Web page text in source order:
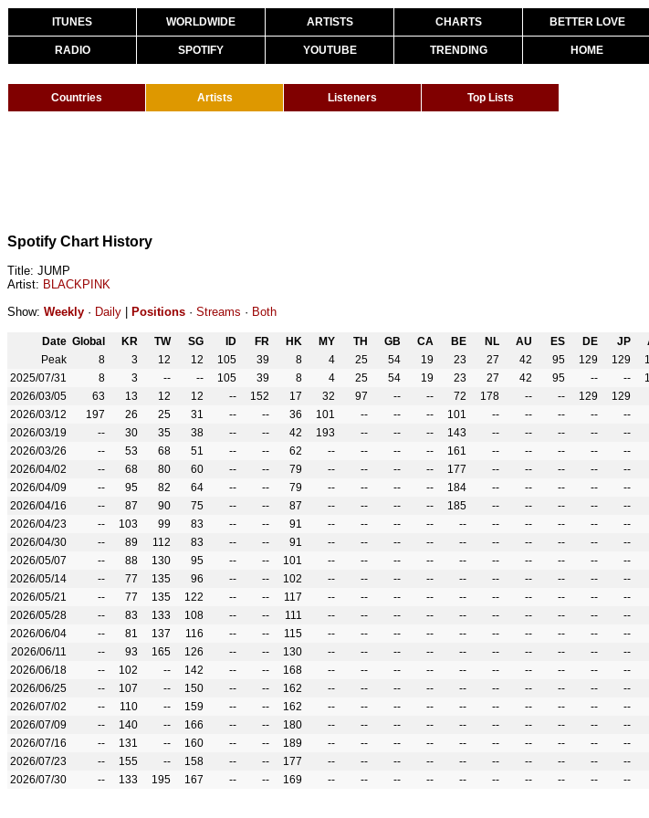
ITUNES WORLDWIDE ARTISTS CHARTS BETTER LOVE
RADIO SPOTIFY YOUTUBE TRENDING HOME
Countries Artists Listeners Top Lists
Spotify Chart History
Title: JUMP
Artist: BLACKPINK
Show: Weekly · Daily Positions · Streams · Both
Date Global KR TW SG ID FR HK MY TH GB CA BE NL AU ES DE JP
Peak
8 3 12 12 105 39 8 4 25 54 19 23 27 42 95 129 129
2025/07/31
8 3 -- -- 105 39 8 4 25 54 19 23 27 42 95 -- --
2026/03/05
63 13 12 12 -- 152 17 32 97 -- -- 72 178 -- -- 129 129
2026/03/12
197 26 25 31 -- -- 36 101 -- -- -- 101 -- -- -- -- --
2026/03/19
-- 30 35 38 -- -- 42 193 -- -- -- 143 -- -- -- -- --
2026/03/26
-- 53 68 51 -- -- 62 -- -- -- -- 161 -- -- -- -- --
2026/04/02
-- 68 80 60 -- -- 79 -- -- -- -- 177 -- -- -- -- --
2026/04/09
-- 95 82 64 -- -- 79 -- -- -- -- 184 -- -- -- -- --
2026/04/16
-- 87 90 75 -- -- 87 -- -- -- -- 185 -- -- -- -- --
2026/04/23
-- 103 99 83 -- -- 91 -- -- -- -- -- -- -- -- -- --
2026/04/30
-- 89 112 83 -- -- 91 -- -- -- -- -- -- -- -- -- --
2026/05/07
-- 88 130 95 -- -- 101 -- -- -- -- -- -- -- -- -- --
2026/05/14
-- 77 135 96 -- -- 102 -- -- -- -- -- -- -- -- -- --
2026/05/21
-- 77 135 122 -- -- 117 -- -- -- -- -- -- -- -- -- --
2026/05/28
-- 83 133 108 -- -- 111 -- -- -- -- -- -- -- -- -- --
2026/06/04
-- 81 137 116 -- -- 115 -- -- -- -- -- -- -- -- -- --
2026/06/11
-- 93 165 126 -- -- 130 -- -- -- -- -- -- -- -- -- --
2026/06/18
-- 102 -- 142 -- -- 168 -- -- -- -- -- -- -- -- -- --
2026/06/25
-- 107 -- 150 -- -- 162 -- -- -- -- -- -- -- -- -- --
2026/07/02
-- 110 -- 159 -- -- 162 -- -- -- -- -- -- -- -- -- --
2026/07/09
-- 140 -- 166 -- -- 180 -- -- -- -- -- -- -- -- -- --
2026/07/16
-- 131 -- 160 -- -- 189 -- -- -- -- -- -- -- -- -- --
2026/07/23
-- 155 -- 158 -- -- 177 -- -- -- -- -- -- -- -- -- --
2026/07/30
-- 133 195 167 -- -- 169 -- -- -- -- -- -- -- -- -- --